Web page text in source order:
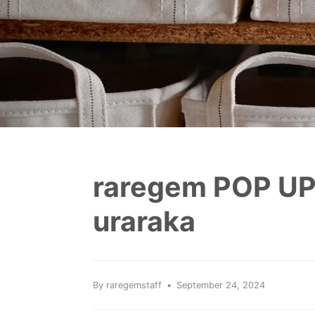
raregem POP
uraraka
By raregemstaff September 24, 2024